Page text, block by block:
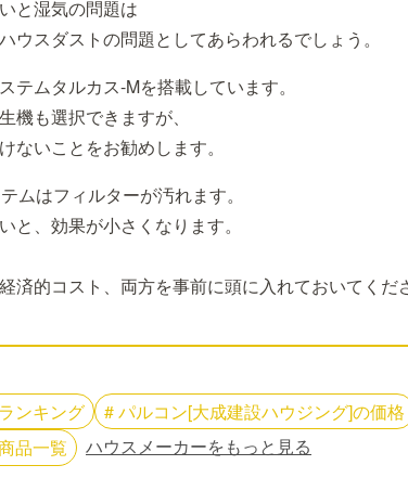
と湿気の問題は
スダストの問題としてあらわれるでしょう。
ムタルカス-Mを搭載しています。
機も選択できますが、
ないことをお勧めします。
ムはフィルターが汚れます。
と、効果が小さくなります。
済的コスト、両方を事前に頭に入れておいてくだ
ランキング #パルコン[大成建設ハウジング]の価格
品一覧 ハウスメーカーをもっと見る